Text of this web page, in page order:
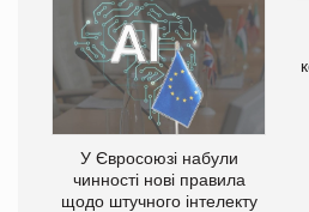
У Євросоюзі набули
чинності нові правила
щодо штучного інтелекту